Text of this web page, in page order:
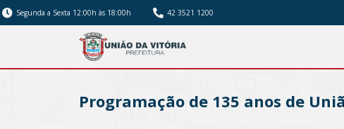
Segunda a Sexta 12:00h às 18:00h 42 3521 1200
Programação de 135 anos de